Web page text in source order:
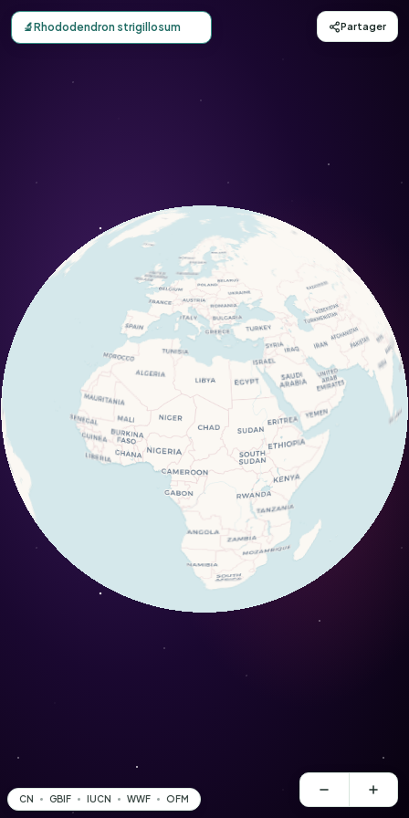
Carte d'observation du Rhododendron strigillosum
🔬Rhododendron strigillosum Partager
CN GBIF IUCN WWF OFM